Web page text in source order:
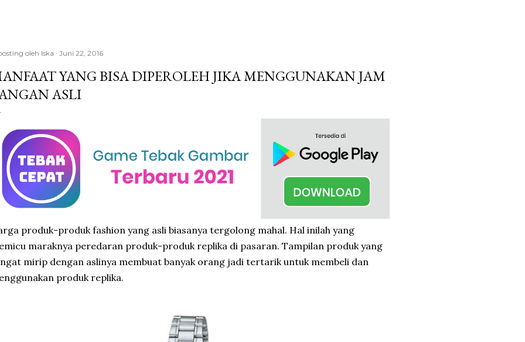
oleh Iska Juni 22, 2016
YANG BISA DIPEROLEH JIKA MENGGUNAKAN JAM
ASLI
produk-produk fashion yang asli biasanya tergolong mahal. Hal inilah yang
maraknya peredaran produk-produk replika di pasaran. Tampilan produk yang
mirip dengan aslinya membuat banyak orang jadi tertarik untuk membeli dan
produk replika.